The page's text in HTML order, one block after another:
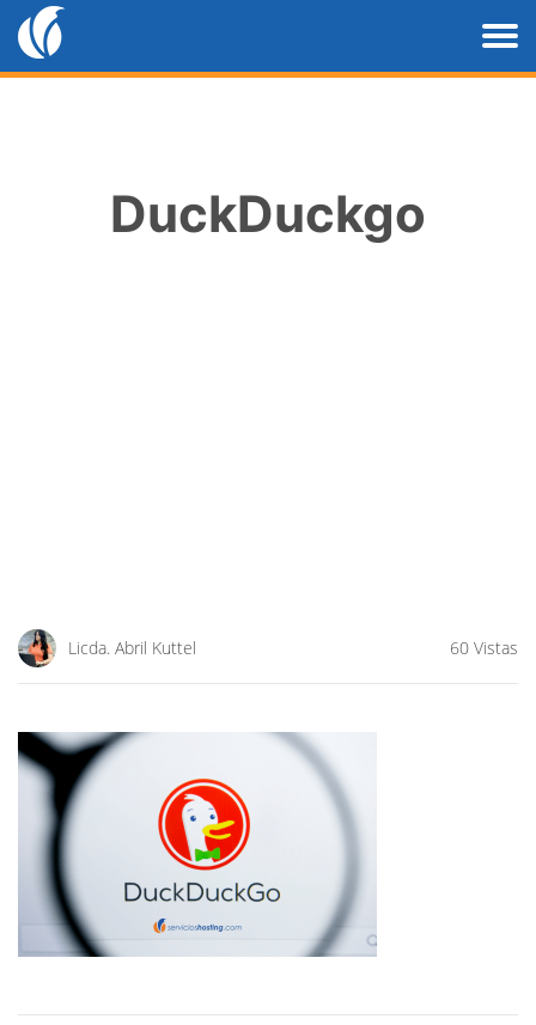
DuckDuckgo
Licda. Abril Kuttel 60 Vistas